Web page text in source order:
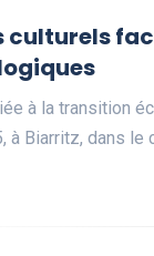
culturels
à la transition
à Biarritz, dans le